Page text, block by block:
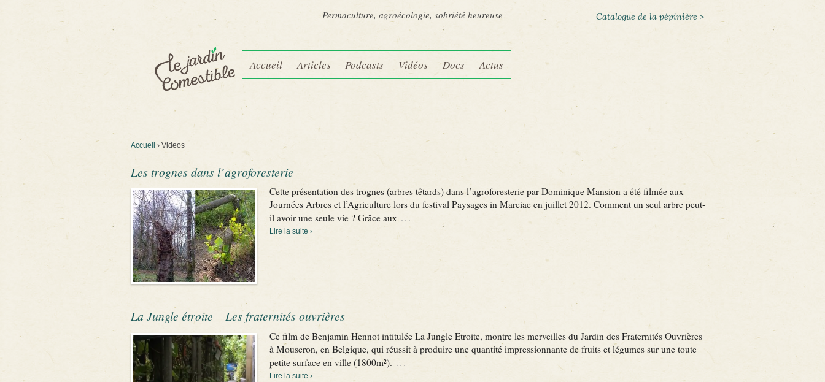
Permaculture, agroécologie, sobriété heureuse Catalogue de la pépinière >
Accueil Articles Podcasts Vidéos Docs Actus
Accueil › Videos
Les trognes dans l’agroforesterie
Cette présentation des trognes (arbres têtards) dans l’agroforesterie par Dominique Mansion a été filmée aux
Journées Arbres et l’Agriculture lors du festival Paysages in Marciac en juillet 2012. Comment un seul arbre peut-
il avoir une seule vie ? Grâce aux …
Lire la suite ›
La Jungle étroite – Les fraternités ouvrières
Ce film de Benjamin Hennot intitulée La Jungle Etroite, montre les merveilles du Jardin des Fraternités Ouvrières
à Mouscron, en Belgique, qui réussit à produire une quantité impressionnante de fruits et légumes sur une toute
petite surface en ville (1800m²). …
Lire la suite ›